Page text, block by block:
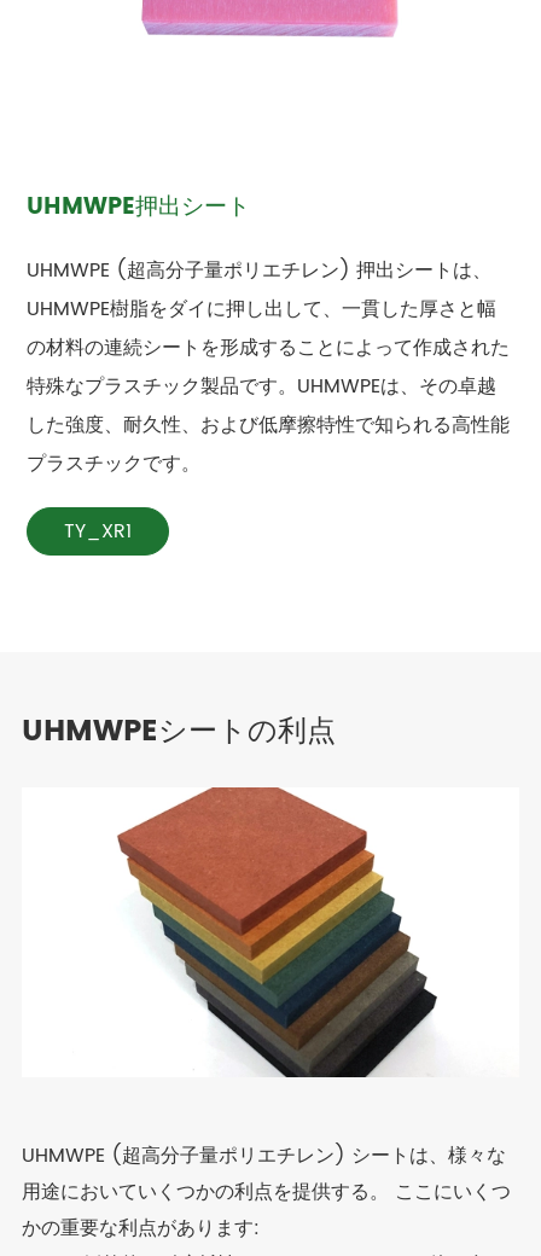
UHMWPE押出シート
UHMWPE (超高分子量ポリエチレン) 押出シートは、
UHMWPE樹脂をダイに押し出して、一貫した厚さと幅
の材料の連続シートを形成することによって作成された
特殊なプラスチック製品です。UHMWPEは、その卓越
した強度、耐久性、および低摩擦特性で知られる高性能
プラスチックです。
TY_XR1
UHMWPEシートの利点
UHMWPE (超高分子量ポリエチレン) シートは、様々な
用途においていくつかの利点を提供する。 ここにいくつ
かの重要な利点があります: